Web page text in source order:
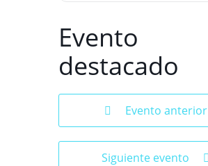
Evento
destacado
Evento anterior
Siguiente evento